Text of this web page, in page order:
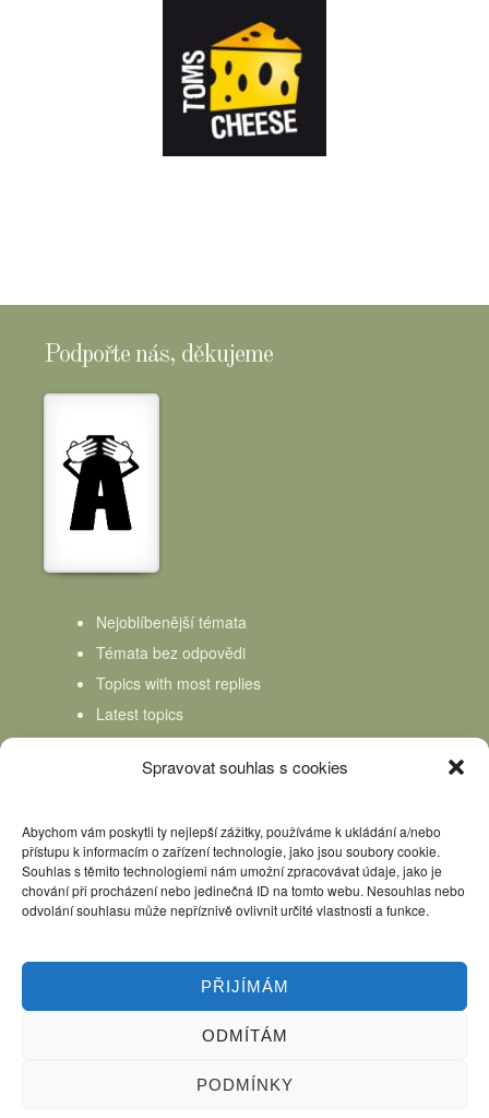
Spravovat souhlas s cookies
Abychom vám poskytli ty nejlepší zážitky, používáme k ukládání a/nebo
přístupu k informacím o zařízení technologie, jako jsou soubory cookie.
Souhlas s těmito technologiemi nám umožní zpracovávat údaje, jako je
chování při procházení nebo jedinečná ID na tomto webu. Nesouhlas nebo
odvolání souhlasu může nepříznivě ovlivnit určité vlastnosti a funkce.
PŘIJÍMÁM
ODMÍTÁM
PODMÍNKY
Podpořte nás, děkujeme
Nejoblíbenější témata
Témata bez odpovědi
Topics with most replies
Latest topics
Topics Freshness
Kniha Domácí mlékař Nápověda